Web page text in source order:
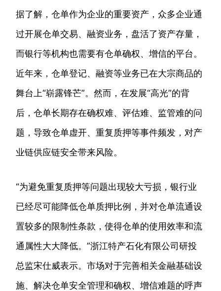
据了解，仓单作为企业的重要资产，众多企业通
过开展仓单交易、融资业务，盘活了资产存量，
而银行等机构也需要有仓单确权、增信的平台。
近年来，仓单登记、融资等业务已在大宗商品的
舞台上“崭露锋芒”。然而，在发展“高光”的背
后，仓单长期存在确权难、评估难、监管难的问
题，导致仓单虚开、重复质押等事件频发，对产
业链供应链安全带来风险。
“为避免重复质押等问题出现较大亏损，银行业
已经尽可能降低仓单质押比例，并对仓单流通设
置较多的限制性条款，使得仓单的使用效率和流
通属性大大降低。”浙江特产石化有限公司研投
总监宋仕威表示。市场对于完善相关金融基础设
施、解决仓单安全管理和确权、增信难题的呼声